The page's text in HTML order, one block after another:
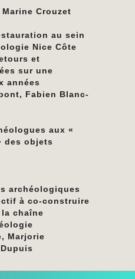
Crouzet
au sein
Nice Côte
et
sur une
années
Fabien Blanc-
aux «
des objets
archéologiques
à co-construire
chaîne
Marjorie